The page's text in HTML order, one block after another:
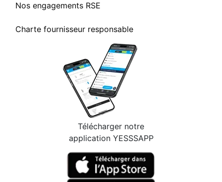
Nos engagements RSE
Charte fournisseur responsable
Télécharger notre
application YESSSAPP